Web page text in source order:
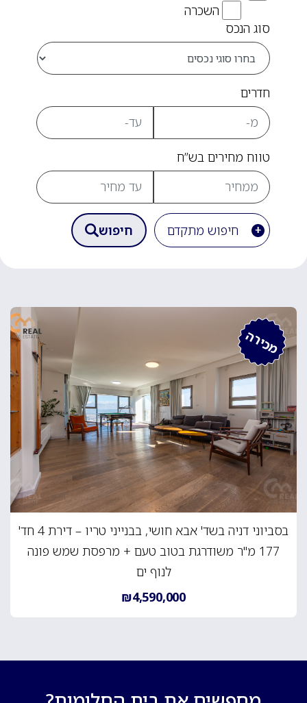
השכרה
סוג הנכס
חדרים
טווח מחירים בש”ח
חיפוש מתקדם חיפוש
מכירה
בסביוני דניה בשד' אבא חושי, בבנייני טריו – דירת 4 חד'
177 מ"ר משודרגת בטוב טעם + מרפסת שמש פונה
לנוף ים
₪4,590,000